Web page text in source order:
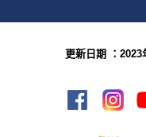
更新日期 ：2023